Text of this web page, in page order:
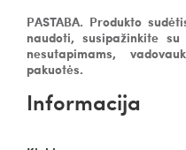
PASTABA. Produkto
naudoti, susipažinkite
nesutapimams,
pakuotės.
Informacija